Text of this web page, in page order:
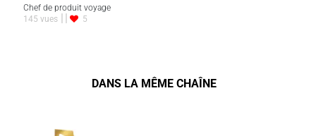
Chef de produit voyage
145 vues
5
DANS LA MÊME CHAÎNE